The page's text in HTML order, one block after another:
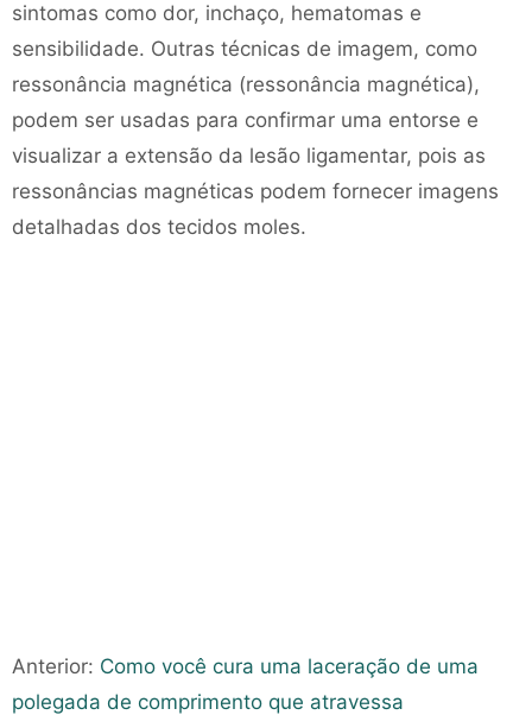
sintomas como dor, inchaço, hematomas e
sensibilidade. Outras técnicas de imagem, como
ressonância magnética (ressonância magnética),
podem ser usadas para confirmar uma entorse e
visualizar a extensão da lesão ligamentar, pois as
ressonâncias magnéticas podem fornecer imagens
detalhadas dos tecidos moles.
Anterior: Como você cura uma laceração de uma
polegada de comprimento que atravessa